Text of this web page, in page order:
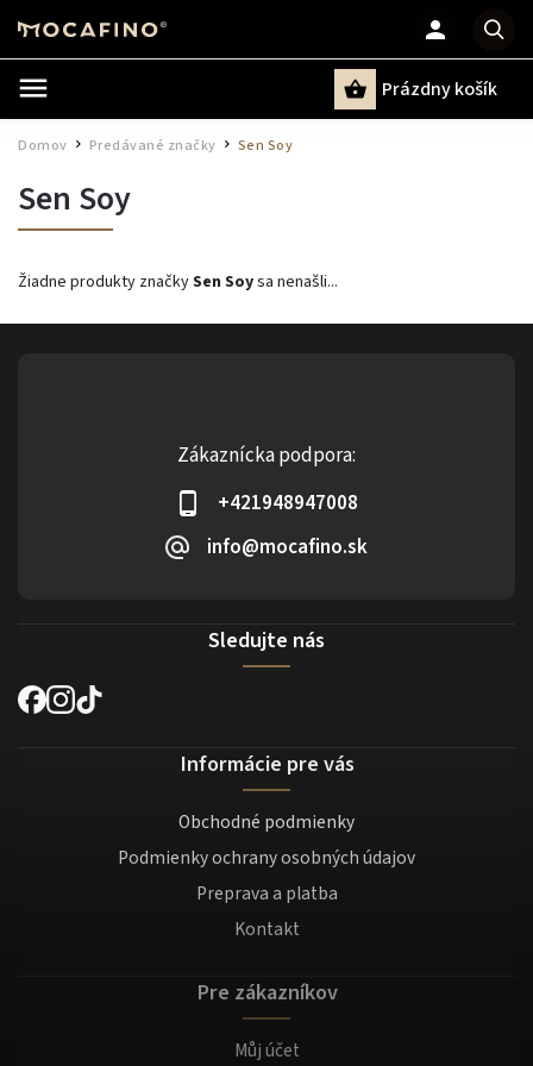
Prázdny košík
Domov Predávané značky Sen Soy
Sen Soy
Žiadne produkty značkySen Soysa nenašli...
Zákaznícka podpora:
+421948947008
info@mocafino.sk
Sledujte nás
Informácie pre vás
Obchodné podmienky
Podmienky ochrany osobných údajov
Preprava a platba
Kontakt
Pre zákazníkov
Můj účet